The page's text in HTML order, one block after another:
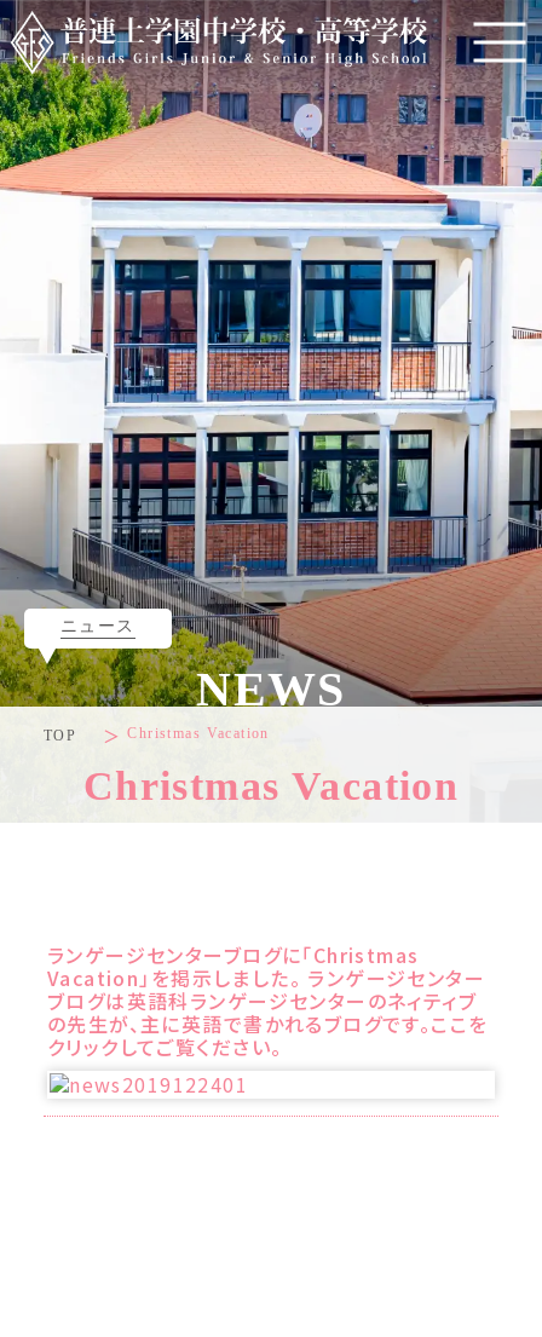
TOP Christmas Vacation
Christmas Vacation
NEWS
ニュース
ランゲージセンターブログに「Christmas
Vacation」を掲示しました。 ランゲージセンター
ブログは英語科ランゲージセンターのネィティブ
の先生が、主に英語で書かれるブログです。ここを
クリックしてご覧ください。